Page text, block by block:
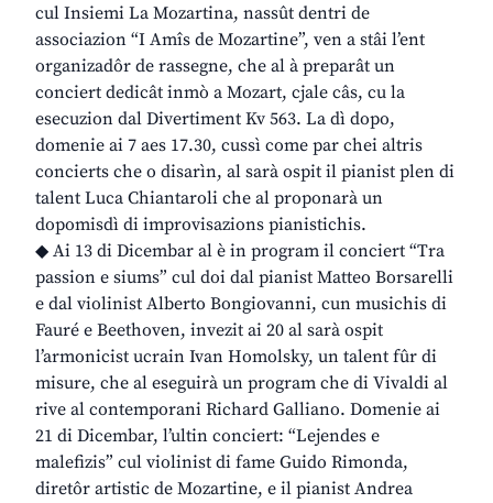
cul Insiemi La Mozartina, nassût dentri de
associazion “I Amîs de Mozartine”, ven a stâi l’ent
organizadôr de rassegne, che al à preparât un
conciert dedicât inmò a Mozart, cjale câs, cu la
esecuzion dal Divertiment Kv 563. La dì dopo,
domenie ai 7 aes 17.30, cussì come par chei altris
concierts che o disarìn, al sarà ospit il pianist plen di
talent Luca Chiantaroli che al proponarà un
dopomisdì di improvisazions pianistichis.
◆ Ai 13 di Dicembar al è in program il conciert “Tra
passion e siums” cul doi dal pianist Matteo Borsarelli
e dal violinist Alberto Bongiovanni, cun musichis di
Fauré e Beethoven, invezit ai 20 al sarà ospit
l’armonicist ucrain Ivan Homolsky, un talent fûr di
misure, che al eseguirà un program che di Vivaldi al
rive al contemporani Richard Galliano. Domenie ai
21 di Dicembar, l’ultin conciert: “Lejendes e
malefizis” cul violinist di fame Guido Rimonda,
diretôr artistic de Mozartine, e il pianist Andrea